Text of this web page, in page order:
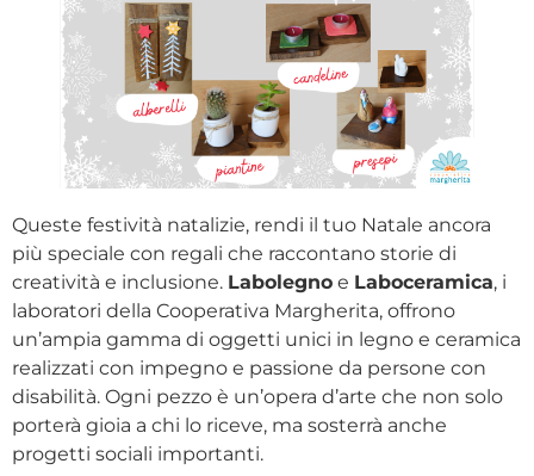
Queste festività natalizie, rendi il tuo Natale ancora
più speciale con regali che raccontano storie di
creatività e inclusione. Labolegno e Laboceramica, i
laboratori della Cooperativa Margherita, offrono
un’ampia gamma di oggetti unici in legno e ceramica
realizzati con impegno e passione da persone con
disabilità. Ogni pezzo è un’opera d’arte che non solo
porterà gioia a chi lo riceve, ma sosterrà anche
progetti sociali importanti.